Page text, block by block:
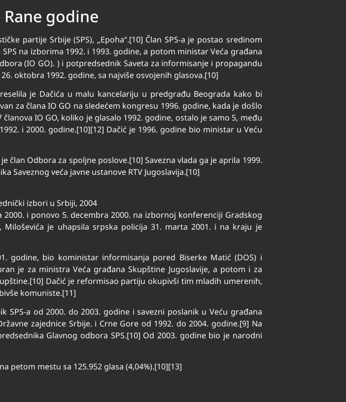
godine
partije Srbije (SPS), „Epoha“.[10] Član SPS-a je postao sredinom
na izborima 1992. i 1993. godine, a potom ministar Veća građana
(IO GO). ) i potpredsednik Saveta za informisanje i propagandu
oktobra 1992. godine, sa najviše osvojenih glasova.[10]
je Dačića u malu kancelariju u predgrađu Beograda kako bi
za člana IO GO na sledećem kongresu 1996. godine, kada je došlo
IO GO, koliko je glasalo 1992. godine, ostalo je samo 5, među
i 2000. godine.[10][12] Dačić je 1996. godine bio ministar u Veću
Odbora za spoljne poslove.[10] Savezna vlada ga je aprila 1999.
Saveznog veća javne ustanove RTV Jugoslavija.[10]
izbori u Srbiji, 2004
i ponovo 5. decembra 2000. na izbornoj konferenciji Gradskog
je uhapsila srpska policija 31. marta 2001. i na kraju je
godine, bio koministar informisanja pored Biserke Matić (DOS) i
je za ministra Veća građana Skupštine Jugoslavije, a potom i za
Dačić je reformisao partiju okupivši tim mladih umerenih,
komuniste.[11]
a od 2000. do 2003. godine i savezni poslanik u Veću građana
zajednice Srbije. i Crne Gore od 1992. do 2004. godine.[9] Na
Glavnog odbora SPS.[10] Od 2003. godine bio je narodni
petom mestu sa 125.952 glasa (4,04%).[10][13]